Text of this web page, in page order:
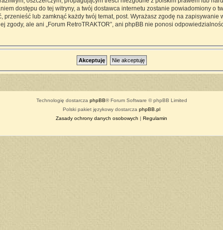
dostępu do tej witryny, a twój dostawca internetu zostanie powiadomiony o
przenieść lub zamknąć każdy twój temat, post. Wyrażasz zgodę na
ale ani „Forum RetroTRAKTOR”, ani phpBB nie ponosi
Technologię dostarcza phpBB® Forum Software © phpBB Limited
Polski pakiet językowy dostarcza phpBB.pl
Zasady ochrony danych osobowych | Regulamin